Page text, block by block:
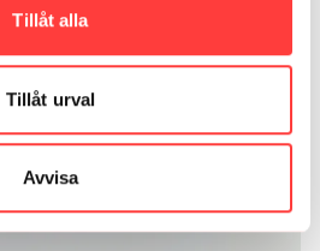
Tillåt alla
Tillåt urval
Avvisa
Ladda mer